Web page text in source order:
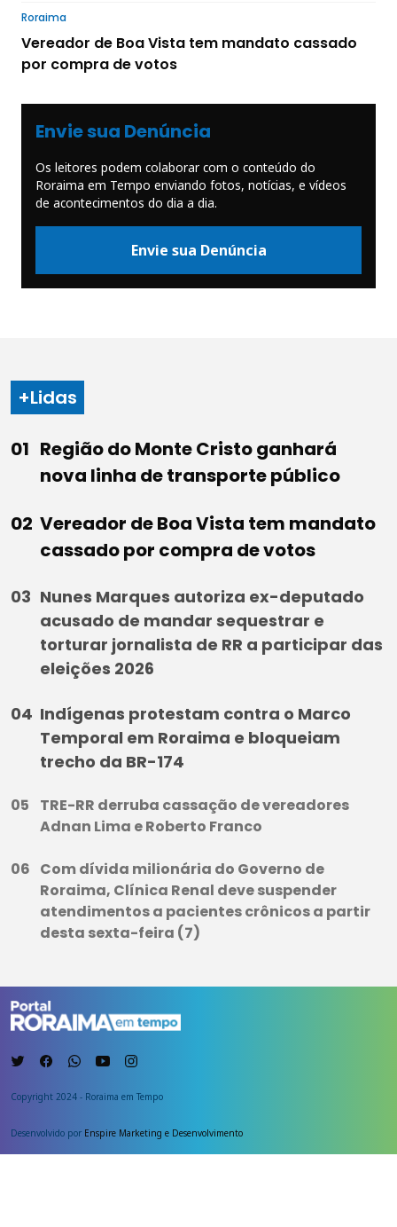
Roraima
Vereador de Boa Vista tem mandato cassado
por compra de votos
Envie sua Denúncia
Os leitores podem colaborar com o conteúdo do
Roraima em Tempo enviando fotos, notícias, e vídeos
de acontecimentos do dia a dia.
Envie sua Denúncia
+Lidas
Região do Monte Cristo ganhará
nova linha de transporte público
Vereador de Boa Vista tem mandato
cassado por compra de votos
Nunes Marques autoriza ex-deputado
acusado de mandar sequestrar e
torturar jornalista de RR a participar das
eleições 2026
Indígenas protestam contra o Marco
Temporal em Roraima e bloqueiam
trecho da BR-174
TRE-RR derruba cassação de vereadores
Adnan Lima e Roberto Franco
Com dívida milionária do Governo de
Roraima, Clínica Renal deve suspender
atendimentos a pacientes crônicos a partir
desta sexta-feira (7)
Copyright 2024 - Roraima em Tempo
Desenvolvido por Enspire Marketing e Desenvolvimento